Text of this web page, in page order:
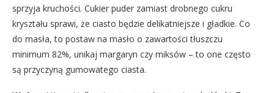
sprzyja kruchości. Cukier puder zamiast drobnego cukru
kryształu sprawi, że ciasto będzie delikatniejsze i gładkie. Co
do masła, to postaw na masło o zawartości tłuszczu
minimum 82%, unikaj margaryn czy miksów – to one często
są przyczyną gumowatego ciasta.